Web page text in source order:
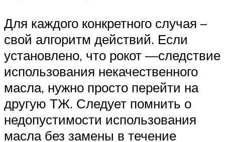
Для каждого конкретного случая –
свой алгоритм действий. Если
установлено, что рокот —следствие
использования некачественного
масла, нужно просто перейти на
другую ТЖ. Следует помнить о
недопустимости использования
масла без замены в течение